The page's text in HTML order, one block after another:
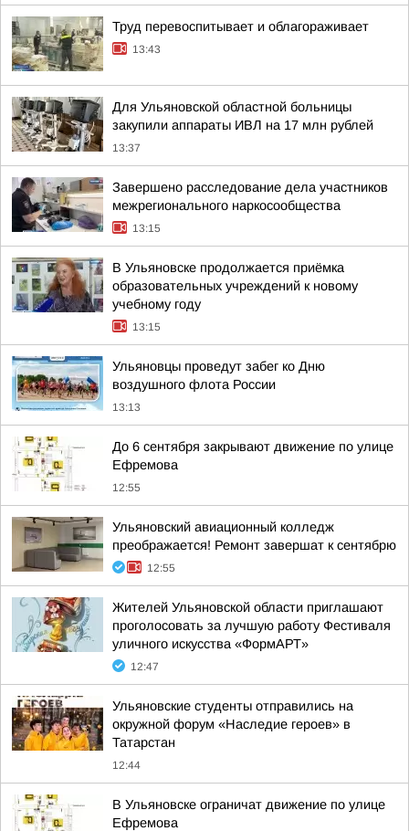
Труд перевоспитывает и облагораживает
13:43
Для Ульяновской областной больницы
закупили аппараты ИВЛ на 17 млн рублей
13:37
Завершено расследование дела участников
межрегионального наркосообщества
13:15
В Ульяновске продолжается приёмка
образовательных учреждений к новому
учебному году
13:15
Ульяновцы проведут забег ко Дню
воздушного флота России
13:13
До 6 сентября закрывают движение по улице
Ефремова
12:55
Ульяновский авиационный колледж
преображается! Ремонт завершат к сентябрю
12:55
Жителей Ульяновской области приглашают
проголосовать за лучшую работу Фестиваля
уличного искусства «ФормАРТ»
12:47
Ульяновские студенты отправились на
окружной форум «Наследие героев» в
Татарстан
12:44
В Ульяновске ограничат движение по улице
Ефремова